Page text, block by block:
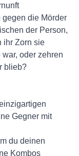
gegen die Mörder
der Person,
ihr Zorn sie
oder zehren
blieb?
Gegner mit
du deinen
Kombos